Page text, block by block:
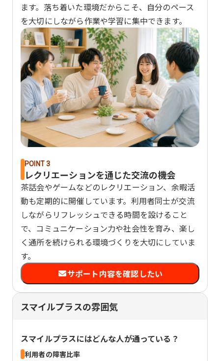
ます。落ち着いた環境だからこそ、自分のペース
を大切にしながら作業や学習に集中できます。
POINT 3
レクリエーションを通じた交流の機会
茶話会やゲームなどのレクリエーション、余暇活
動も定期的に開催しています。利用者同士が交流
しながらリフレッシュできる時間を設けること
で、コミュニケーション力や社会性を育み、楽し
く通所を続けられる環境づくりを大切にしていま
す。
サポート内容を確認したい
スマイルプラスの雰囲気
スマイルプラスにはどんな人が通っている？
利用者の障害比率